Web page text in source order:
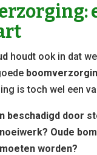
houdt ook in dat
is toch wel een
beschadigd door
Oude
worden?